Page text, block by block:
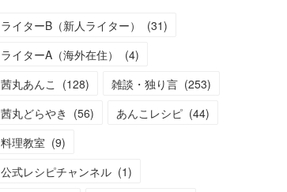
ライターB（新人ライター） (31)
ライターA（海外在住）
(4)
茜丸あんこ (128) 雑談・独り言 (253)
茜丸どらやき (56) あんこレシピ (44)
料理教室 (9)
公式レシピチャンネル (1)